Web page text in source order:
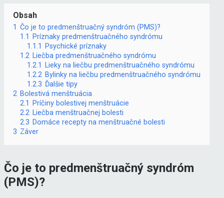
Obsah
1 Čo je to predmenštruačný syndróm (PMS)?
1.1
Príznaky predmenštruačného syndrómu
1.1.1
Psychické príznaky
1.2 Liečba predmenštruačného syndrómu
1.2.1
Lieky na liečbu predmenštruačného syndrómu
1.2.2 Bylinky na liečbu predmenštruačného syndrómu
1.2.3 Ďalšie tipy
2 Bolestivá menštruácia
2.1
Príčiny bolestivej menštruácie
2.2 Liečba menštruačnej bolesti
2.3 Domáce recepty na menštruačné bolesti
3 Záver
Čo je to predmenštruačný syndróm
(PMS)?